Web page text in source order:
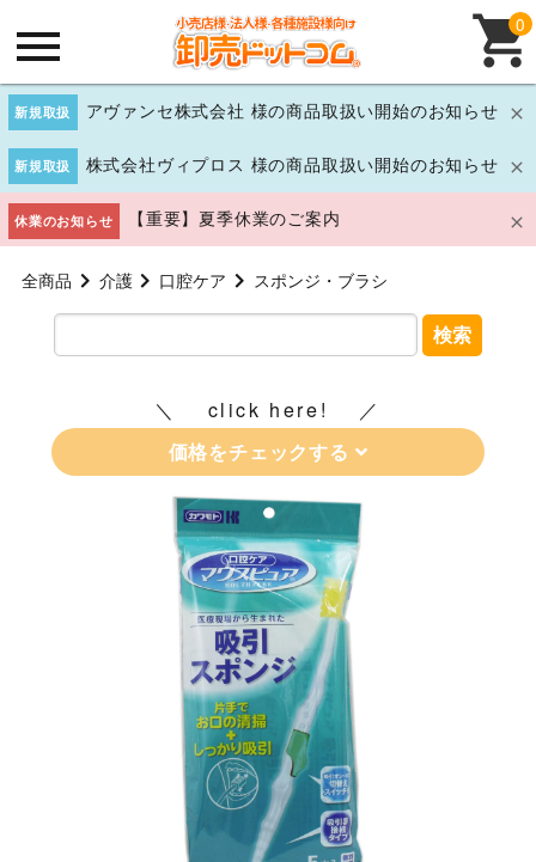
新規取扱 アヴァンセ株式会社 様の商品取扱い開始のお知らせ
新規取扱 株式会社ヴィプロス 様の商品取扱い開始のお知らせ
休業のお知らせ 【重要】夏季休業のご案内
0
全商品 介護 口腔ケア スポンジ・ブラシ
検索
click here!
価格をチェックする